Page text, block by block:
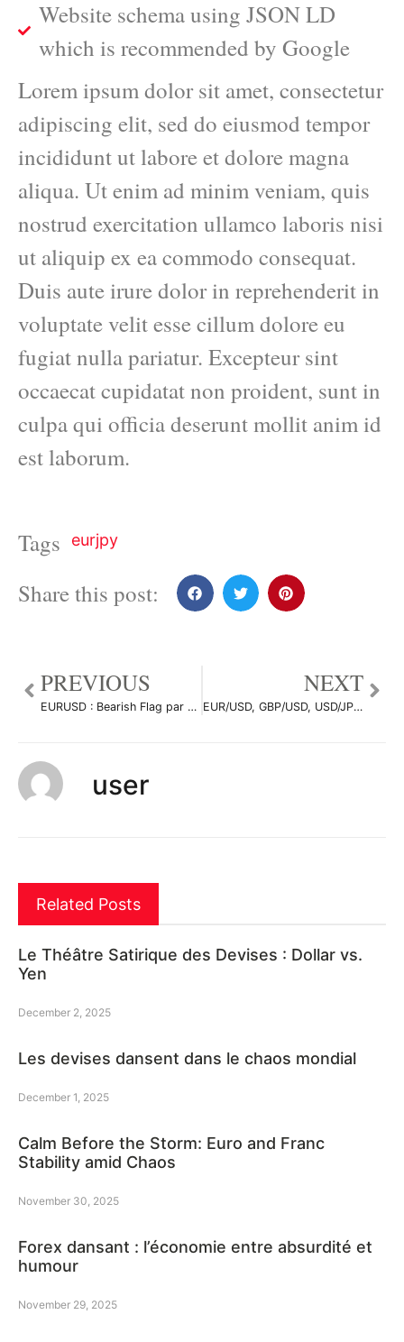
Website schema using JSON LD
which is recommended by Google
Lorem ipsum dolor sit amet, consectetur
adipiscing elit, sed do eiusmod tempor
incididunt ut labore et dolore magna
aliqua. Ut enim ad minim veniam, quis
nostrud exercitation ullamco laboris nisi
ut aliquip ex ea commodo consequat.
Duis aute irure dolor in reprehenderit in
voluptate velit esse cillum dolore eu
fugiat nulla pariatur. Excepteur sint
occaecat cupidatat non proident, sunt in
culpa qui officia deserunt mollit anim id
est laborum.
Tags eurjpy
Share this post:
PREVIOUS
EURUSD : Bearish Flag par Matt0588
NEXT
EUR/USD, GBP/USD, USD/JPY : Quel plan de route sur le Forex ? par Cedric Damestoy
user
Related Posts
Le Théâtre Satirique des Devises : Dollar vs.
Yen
December 2, 2025
Les devises dansent dans le chaos mondial
December 1, 2025
Calm Before the Storm: Euro and Franc
Stability amid Chaos
November 30, 2025
Forex dansant : l’économie entre absurdité et
humour
November 29, 2025